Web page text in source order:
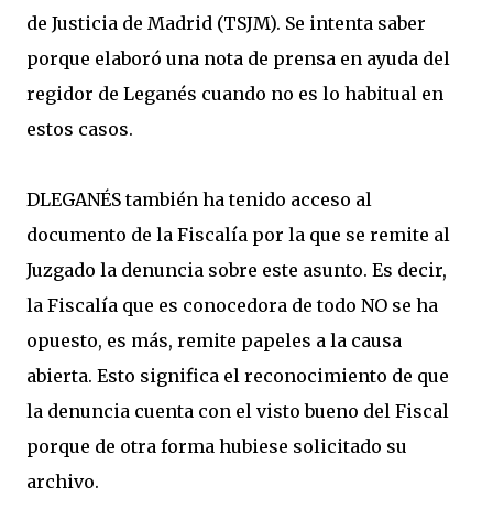
de Justicia de Madrid (TSJM). Se intenta saber
porque elaboró una nota de prensa en ayuda del
regidor de Leganés cuando no es lo habitual en
estos casos.
DLEGANÉS también ha tenido acceso al
documento de la Fiscalía por la que se remite al
Juzgado la denuncia sobre este asunto. Es decir,
la Fiscalía que es conocedora de todo NO se ha
opuesto, es más, remite papeles a la causa
abierta. Esto significa el reconocimiento de que
la denuncia cuenta con el visto bueno del Fiscal
porque de otra forma hubiese solicitado su
archivo.